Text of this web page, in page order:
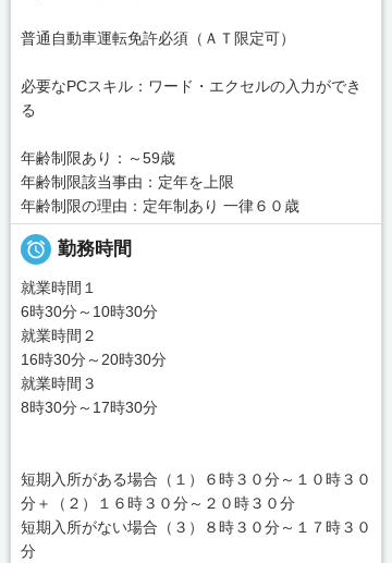
普通自動車運転免許必須（ＡＴ限定可）
必要なPCスキル：ワード・エクセルの入力ができ
る
年齢制限あり：～59歳
年齢制限該当事由：定年を上限
年齢制限の理由：定年制あり 一律６０歳
 勤務時間
就業時間１
6時30分～10時30分
就業時間２
16時30分～20時30分
就業時間３
8時30分～17時30分
短期入所がある場合（１）６時３０分～１０時３０
分＋（２）１６時３０分～２０時３０分
短期入所がない場合（３）８時３０分～１７時３０
分